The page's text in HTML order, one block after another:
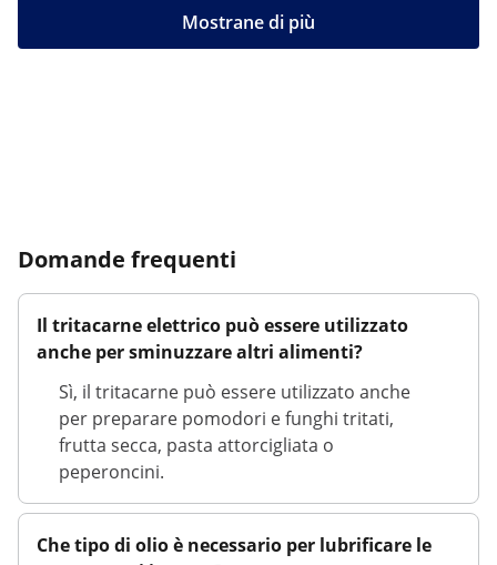
Mostrane di più
Domande frequenti
Il tritacarne elettrico può essere utilizzato
anche per sminuzzare altri alimenti?
Sì, il tritacarne può essere utilizzato anche
per preparare pomodori e funghi tritati,
frutta secca, pasta attorcigliata o
peperoncini.
Che tipo di olio è necessario per lubrificare le